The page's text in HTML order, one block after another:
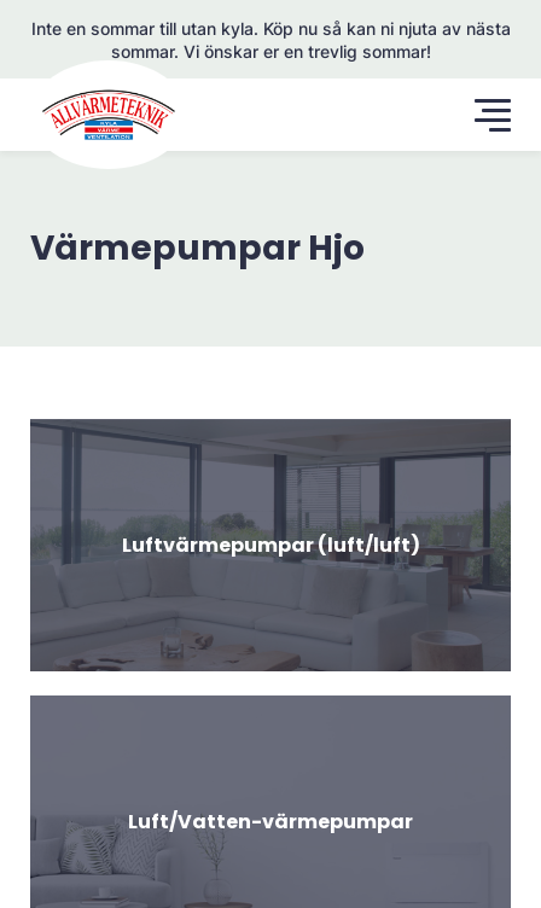
Inte en sommar till utan kyla. Köp nu så kan ni njuta av nästa
sommar. Vi önskar er en trevlig sommar!
Värmepumpar Hjo
Luftvärmepumpar (luft/luft)
Luft/Vatten-värmepumpar